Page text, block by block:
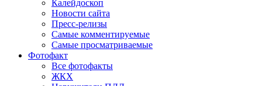
Калейдоскоп
Новости сайта
Пресс-релизы
Самые комментируемые
Самые просматриваемые
Фотофакт
Все фотофакты
ЖКХ